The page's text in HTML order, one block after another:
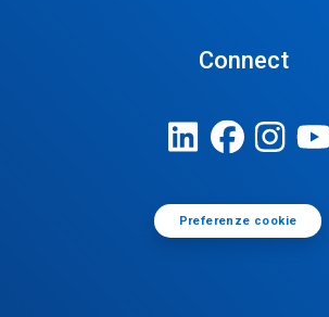
Connect
Preferenze cookie